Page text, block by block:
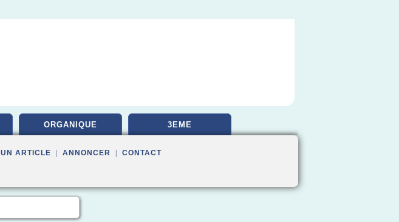
ORGANIQUE 3EME
UN ARTICLE ANNONCER CONTACT